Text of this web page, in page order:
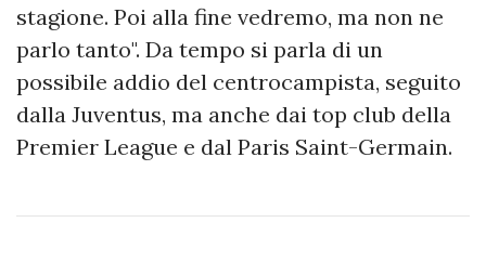
stagione. Poi alla fine vedremo, ma non ne
parlo tanto". Da tempo si parla di un
possibile addio del centrocampista, seguito
dalla Juventus, ma anche dai top club della
Premier League e dal Paris Saint-Germain.